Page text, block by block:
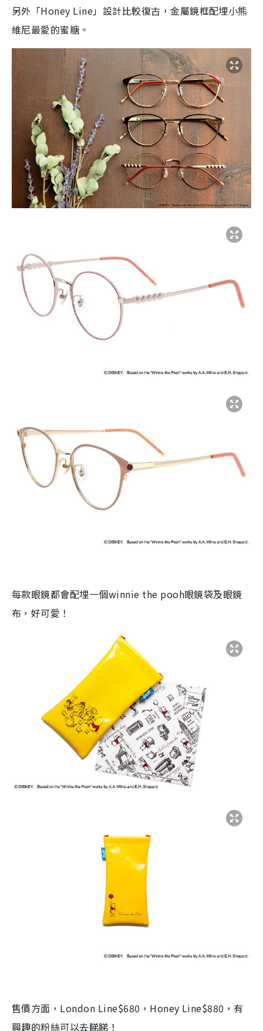
另外「Honey Line」設計比較復古，金屬鏡框配埋小熊
維尼最愛的蜜糖 。
每款眼鏡都會配埋一個winnie the pooh眼鏡袋及眼鏡
布，好可愛！
售價方面，London Line$680，Honey Line$880，有
興趣的粉絲可以去睇睇！